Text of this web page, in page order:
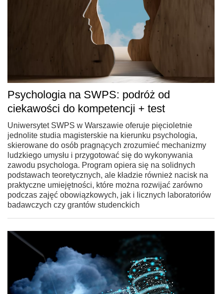
Psychologia na SWPS: podróż od
ciekawości do kompetencji + test
Uniwersytet SWPS w Warszawie oferuje pięcioletnie
jednolite studia magisterskie na kierunku psychologia,
skierowane do osób pragnących zrozumieć mechanizmy
ludzkiego umysłu i przygotować się do wykonywania
zawodu psychologa. Program opiera się na solidnych
podstawach teoretycznych, ale kładzie również nacisk na
praktyczne umiejętności, które można rozwijać zarówno
podczas zajęć obowiązkowych, jak i licznych laboratoriów
badawczych czy grantów studenckich